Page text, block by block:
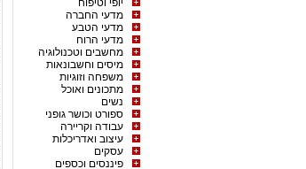
יופי וטיפוח
מדעי החברה
מדעי הטבע
מדעי הרוח
מחשבים וטכנולוגיה
מיסים וחשבונאות
משפחה וזוגיות
מתכונים ואוכל
נשים
ספורט וכושר גופני
עבודה וקריירה
עיצוב ואדריכלות
עסקים
פיננסים וכספים